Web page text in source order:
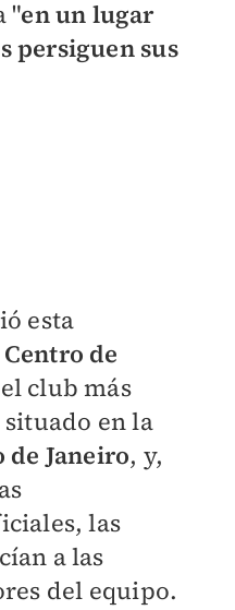
"en un lugar
persiguen sus
esta
Centro de
club más
en la
de Janeiro, y,
las
a las
del equipo.